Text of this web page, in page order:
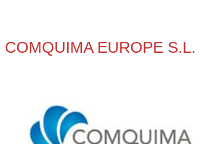
COMQUIMA EUROPE S.L.